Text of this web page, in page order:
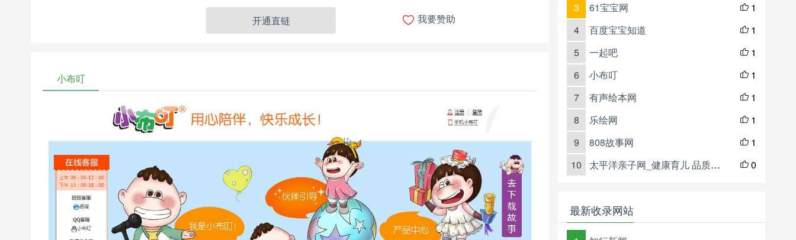
开通直链  我要赞助
小布叮
3
61宝宝网  1
4
百度宝宝知道  1
5
一起吧  1
6
小布叮  1
7
有声绘本网  1
8
乐绘网  1
9
808故事网  1
10
太平洋亲子网_健康育儿 品质生活  0
最新收录网站